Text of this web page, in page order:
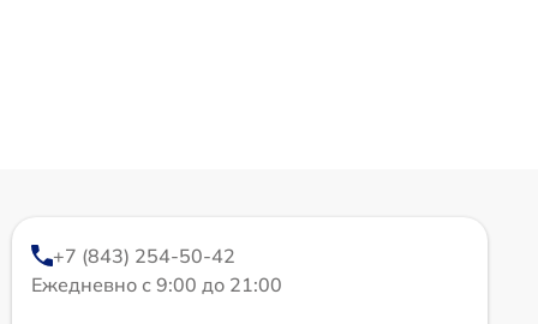
+7 (843) 254-50-42
Ежедневно с 9:00 до 21:00